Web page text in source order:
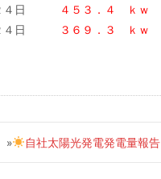
日
４５３．４ ｋｗ
日
３６９．３ ｋｗ
自社太陽光発電発電量報告
»